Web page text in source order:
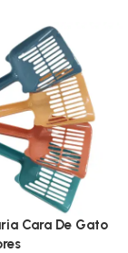
Cara De Gato